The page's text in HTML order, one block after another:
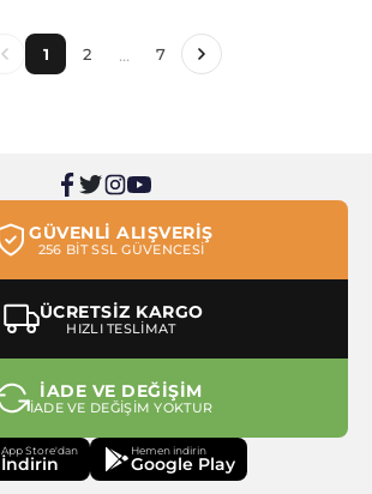
1 2 ... 7
GÜVENLİ ALIŞVERİŞ
256 BİT SSL GÜVENCESİ
ÜCRETSİZ KARGO
HIZLI TESLİMAT
İADE VE DEĞİŞİM
İADE VE DEĞİŞİM YOKTUR
App Store'dan
İndirin
Hemen indirin
Google Play